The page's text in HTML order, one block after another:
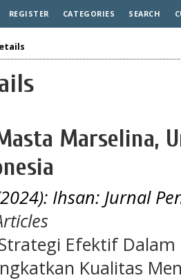
REGISTER CATEGORIES SEARCH
Marselina,
Ihsan: Jurnal
Efektif
Kualitas